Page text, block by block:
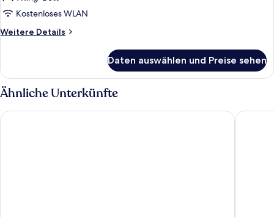
Suite
anzeigen
Kostenloses WLAN
Weitere Details
Weitere
Suite
Daten auswählen und Preise sehen
Ähnliche Unterkünfte
Bintang Kuta Hotel Bali